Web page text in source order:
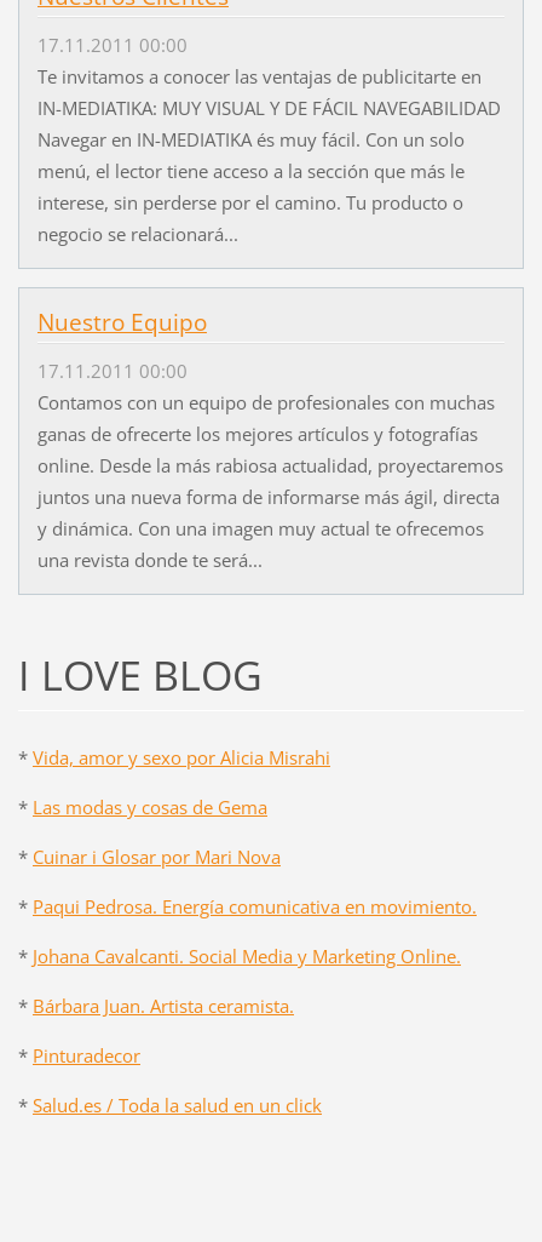
17.11.2011 00:00
Te invitamos a conocer las ventajas de publicitarte en
IN-MEDIATIKA: MUY VISUAL Y DE FÁCIL NAVEGABILIDAD
Navegar en IN-MEDIATIKA és muy fácil. Con un solo
menú, el lector tiene acceso a la sección que más le
interese, sin perderse por el camino. Tu producto o
negocio se relacionará...
Nuestro Equipo
17.11.2011 00:00
Contamos con un equipo de profesionales con muchas
ganas de ofrecerte los mejores artículos y fotografías
online. Desde la más rabiosa actualidad, proyectaremos
juntos una nueva forma de informarse más ágil, directa
y dinámica. Con una imagen muy actual te ofrecemos
una revista donde te será...
I LOVE BLOG
* Vida, amor y sexo por Alicia Misrahi
* Las modas y cosas de Gema
* Cuinar i Glosar por Mari Nova
* Paqui Pedrosa. Energía comunicativa en movimiento.
* Johana Cavalcanti. Social Media y Marketing Online.
* Bárbara Juan. Artista ceramista.
* Pinturadecor
* Salud.es / Toda la salud en un click